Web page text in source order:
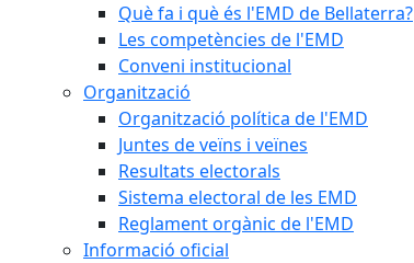
Què fa i què és l'EMD de Bellaterra?
Les competències de l'EMD
Conveni institucional
Organització
Organització política de l'EMD
Juntes de veïns i veïnes
Resultats electorals
Sistema electoral de les EMD
Reglament orgànic de l'EMD
Informació oficial